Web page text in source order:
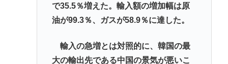
で35.5％増えた。輸入額の増加幅は原
油が99.3％、ガスが58.9％に達した。
輸入の急増とは対照的に、韓国の最
大の輸出先である中国の景気が悪いこ